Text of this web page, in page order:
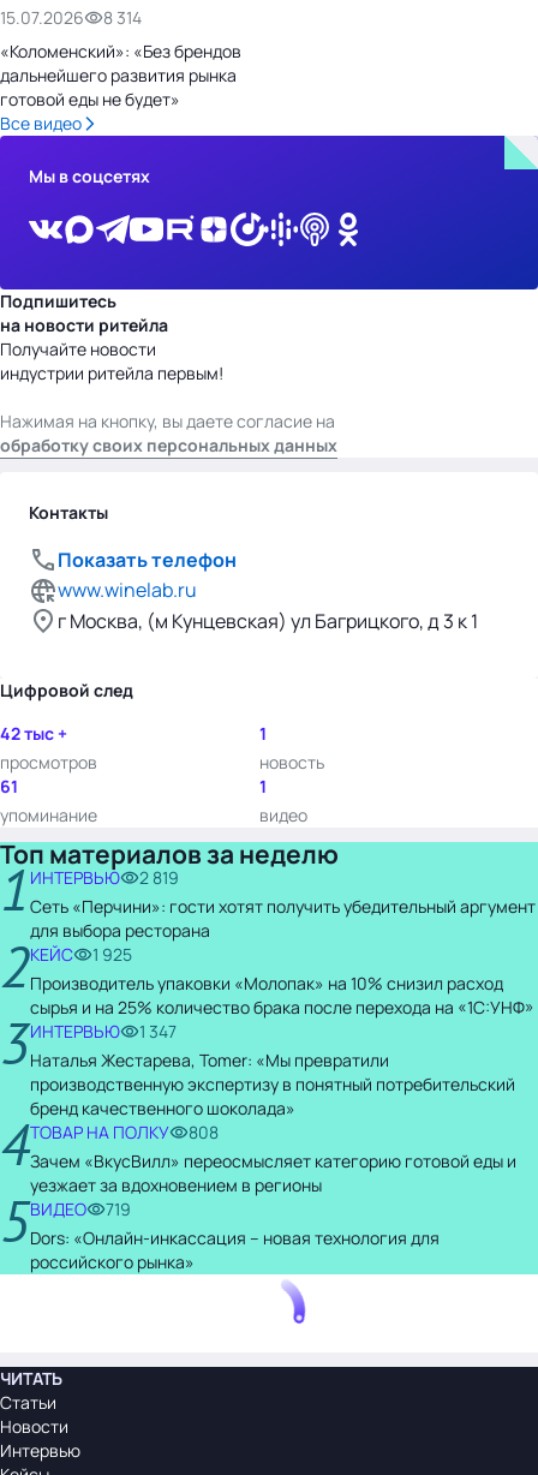
15.07.2026
8 314
«Коломенский»: «Без брендов
дальнейшего развития рынка
готовой еды не будет»
Все видео
Мы в соцсетях
Подпишитесь
на новости ритейла
Получайте новости
индустрии ритейла первым!
Нажимая на кнопку, вы даете согласие на
обработку своих персональных данных
Контакты
Показать телефон
www.winelab.ru
г Москва, (м Кунцевская) ул Багрицкого, д 3 к 1
Цифровой след
42 тыс +
просмотров
1
новость
61
упоминание
1
видео
Топ материалов за неделю
1 ИНТЕРВЬЮ
2 819
Сеть «Перчини»: гости хотят получить убедительный аргумент
для выбора ресторана
2КЕЙС
1 925
Производитель упаковки «Молопак» на 10% снизил расход
сырья и на 25% количество брака после перехода на «1С:УНФ»
3ИНТЕРВЬЮ
1 347
Наталья Жестарева, Tomer: «Мы превратили
производственную экспертизу в понятный потребительский
бренд качественного шоколада»
4ТОВАР НА ПОЛКУ
808
Зачем «ВкусВилл» переосмысляет категорию готовой еды и
уезжает за вдохновением в регионы
5ВИДЕО
719
Dors: «Онлайн-инкассация – новая технология для
российского рынка»
ЧИТАТЬ
Статьи
Новости
Интервью